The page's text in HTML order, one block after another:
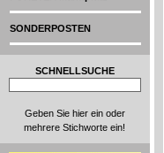
SCHNELLSUCHE
Geben Sie hier ein oder
mehrere Stichworte ein!
SONDERPOSTEN